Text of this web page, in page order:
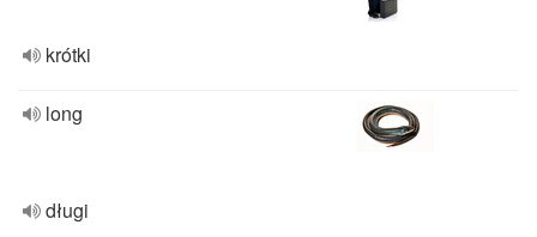
krótki
long
długi